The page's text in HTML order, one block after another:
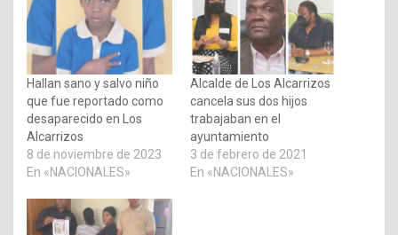
Hallan sano y salvo niño
que fue reportado como
desaparecido en Los
Alcarrizos
8 de noviembre de 2023
En «NACIONALES»
Alcalde de Los Alcarrizos
cancela sus dos hijos
trabajaban en el
ayuntamiento
3 de febrero de 2021
En «NACIONALES»